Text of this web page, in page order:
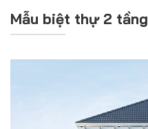
Mẫu biệt thự 2 tầng